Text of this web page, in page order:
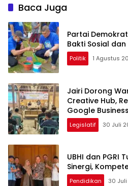
EksporBaca Juga
Partai
Bakti Sosial
Politik 1 Agustus
Jairi Dorong
Creative Hub,
Google Business
Legislatif 30 Juli
UBHI dan PGRI
Sinergi,
Pendidikan 30